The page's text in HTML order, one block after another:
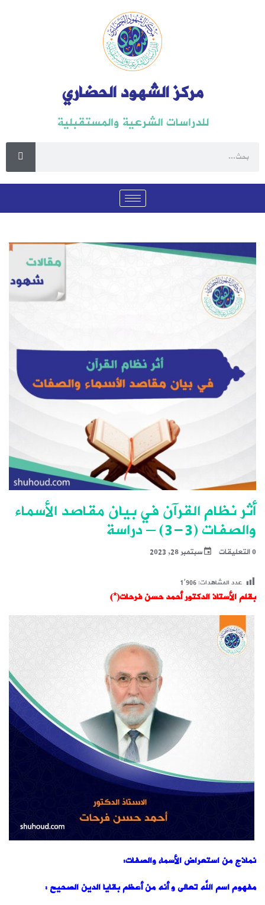
مركز الشهود الحضاري
للدراسات الشرعية والمستقبلية
أثر نظام القرآن في بيان مقاصد الأسماء
والصفات (3-3) – دراسة
0 التعليقات سبتمبر 28, 2023
عدد المشاهدات:1٬906
بقلم الأستاذ الدكتور أحمد حسن فرحات(*)
نماذجمناستعراضالأسما،والصفات:
مفهوماسماللَّه تعالىوأنهمنأعظمبقاياالدينالصحيح :